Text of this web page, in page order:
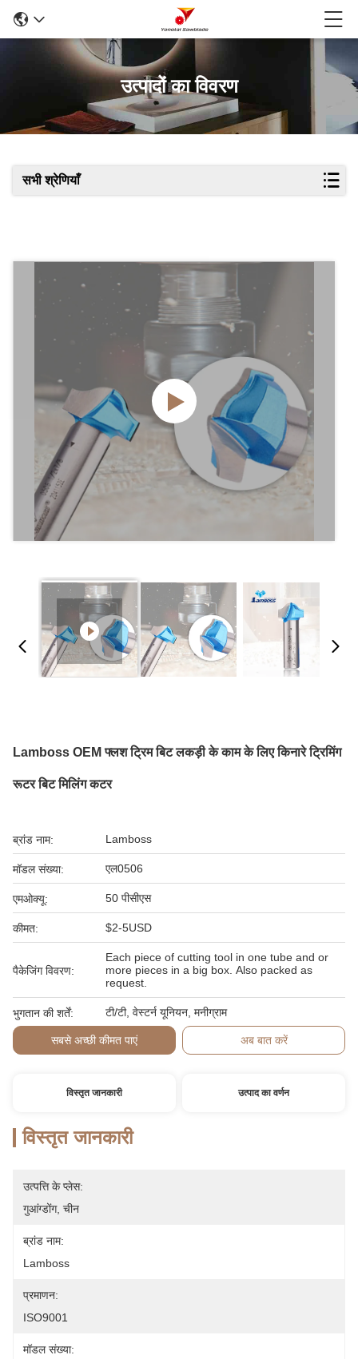
उत्पादों का विवरण
सभी श्रेणियाँ
Lamboss OEM फ्लश ट्रिम बिट लकड़ी के काम के लिए किनारे ट्रिमिंग
रूटर बिट मिलिंग कटर
ब्रांड नाम: Lamboss
मॉडल संख्या: एल0506
एमओक्यू: 50 पीसीएस
कीमत: $2-5USD
पैकेजिंग विवरण:
Each piece of cutting tool in one tube and or
more pieces in a big box. Also packed as
request.
भुगतान की शर्तें: टी/टी, वेस्टर्न यूनियन, मनीग्राम
सबसे अच्छी कीमत पाएं अब बात करें
विस्तृत जानकारी उत्पाद का वर्णन
विस्तृत जानकारी
उत्पत्ति के प्लेस:
गुआंग्डोंग, चीन
ब्रांड नाम:
Lamboss
प्रमाणन:
ISO9001
मॉडल संख्या: